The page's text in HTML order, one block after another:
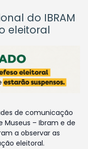
do IBRAM
eleitoral
de comunicação
Museus – Ibram e de
a observar as
eleitoral.